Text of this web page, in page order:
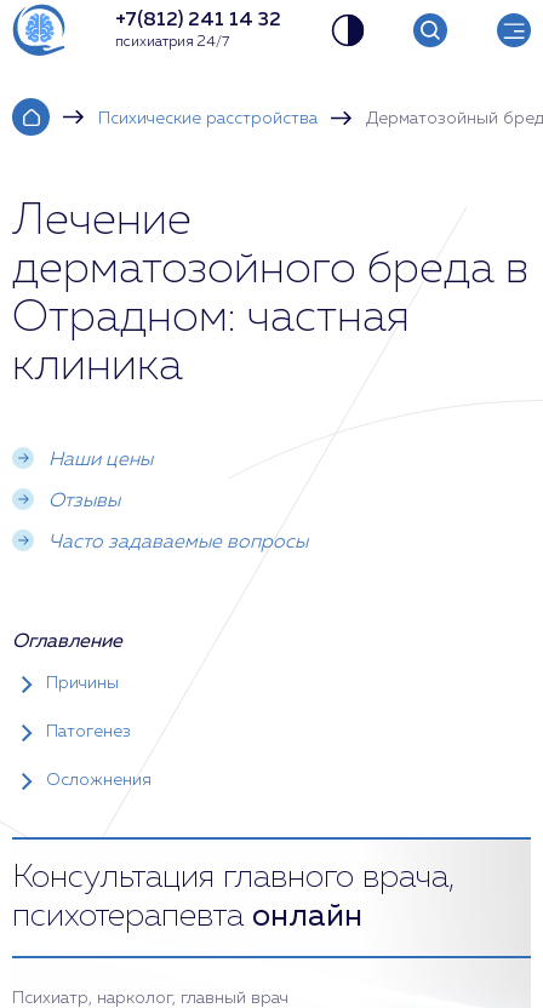
+7(812) 241 14 32
психиатрия 24/7
Психические расстройства Дерматозойный бред
Лечение
дерматозойного бреда в
Отрадном: частная
клиника
Наши цены
Отзывы
Часто задаваемые вопросы
Оглавление
Причины
Патогенез
Осложнения
Консультация главного врача,
психотерапевта онлайн
Психиатр, нарколог, главный врач